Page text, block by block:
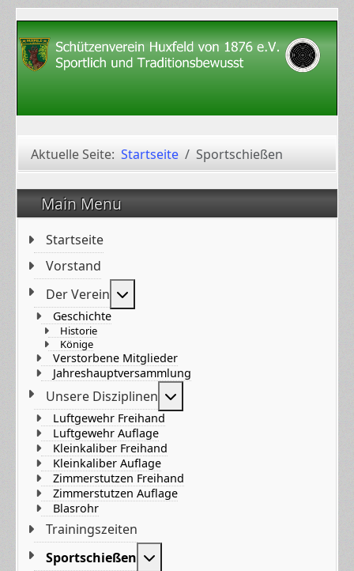
Aktuelle Seite: Startseite Sportschießen
Main Menu
Startseite
Vorstand
Der Verein
Geschichte
Historie
Könige
Verstorbene Mitglieder
Jahreshauptversammlung
Unsere Disziplinen
Luftgewehr Freihand
Luftgewehr Auflage
Kleinkaliber Freihand
Kleinkaliber Auflage
Zimmerstutzen Freihand
Zimmerstutzen Auflage
Blasrohr
Trainingszeiten
Sportschießen